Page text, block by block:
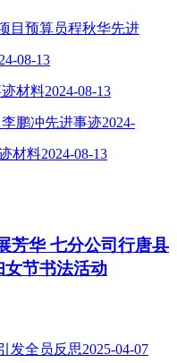
目预算员程秋华先进
08-13
材料2024-08-13
鹏冲先进事迹2024-
材料2024-08-13
芳华 七分公司行唐县
女节书法活动
发全员反思2025-04-07